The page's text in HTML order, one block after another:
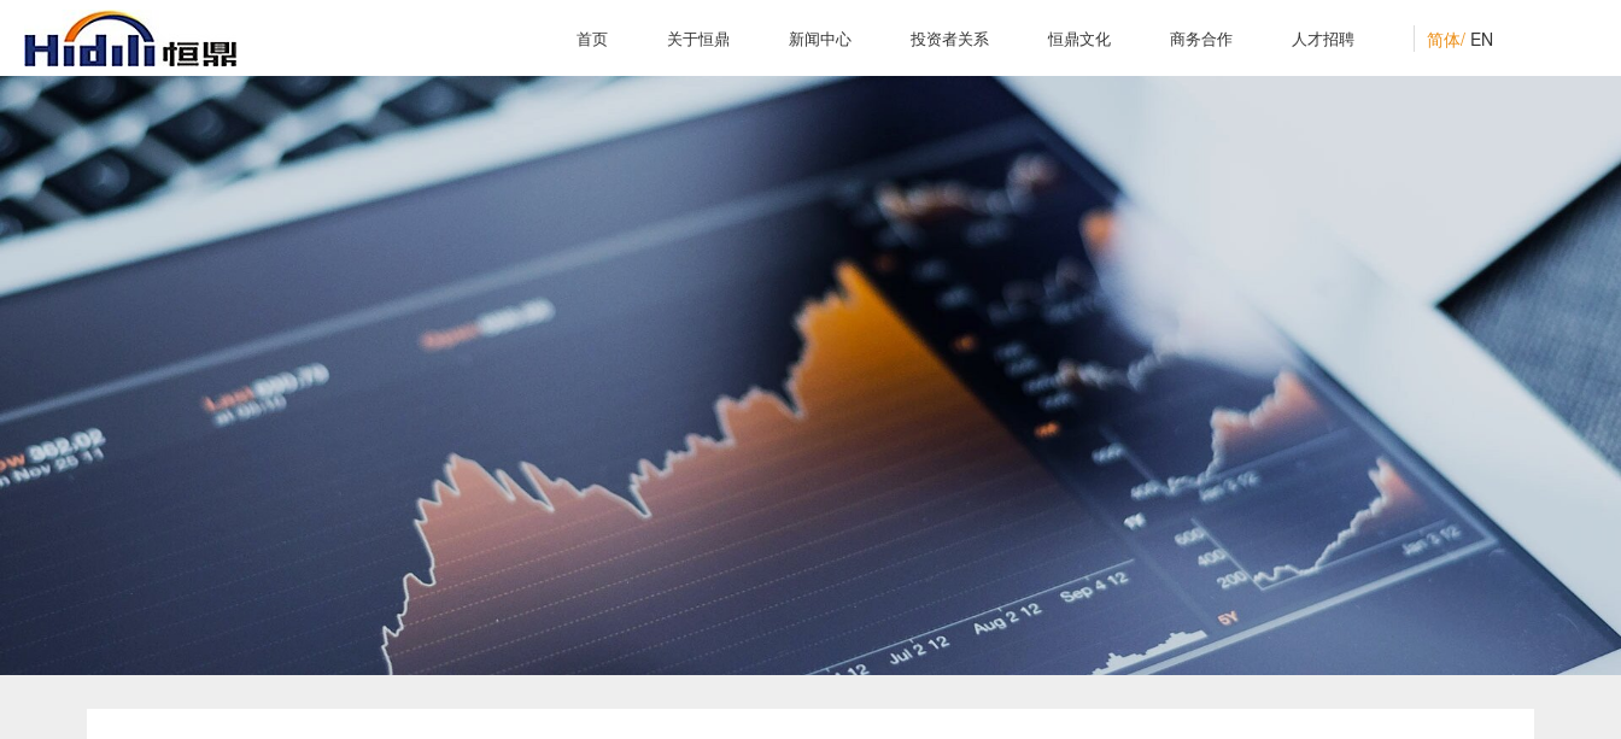
首页
关于恒鼎
新闻中心
首页 关于恒鼎 新闻中心 投资者关系 恒鼎文化 商务合作 人才招聘 简体/ EN